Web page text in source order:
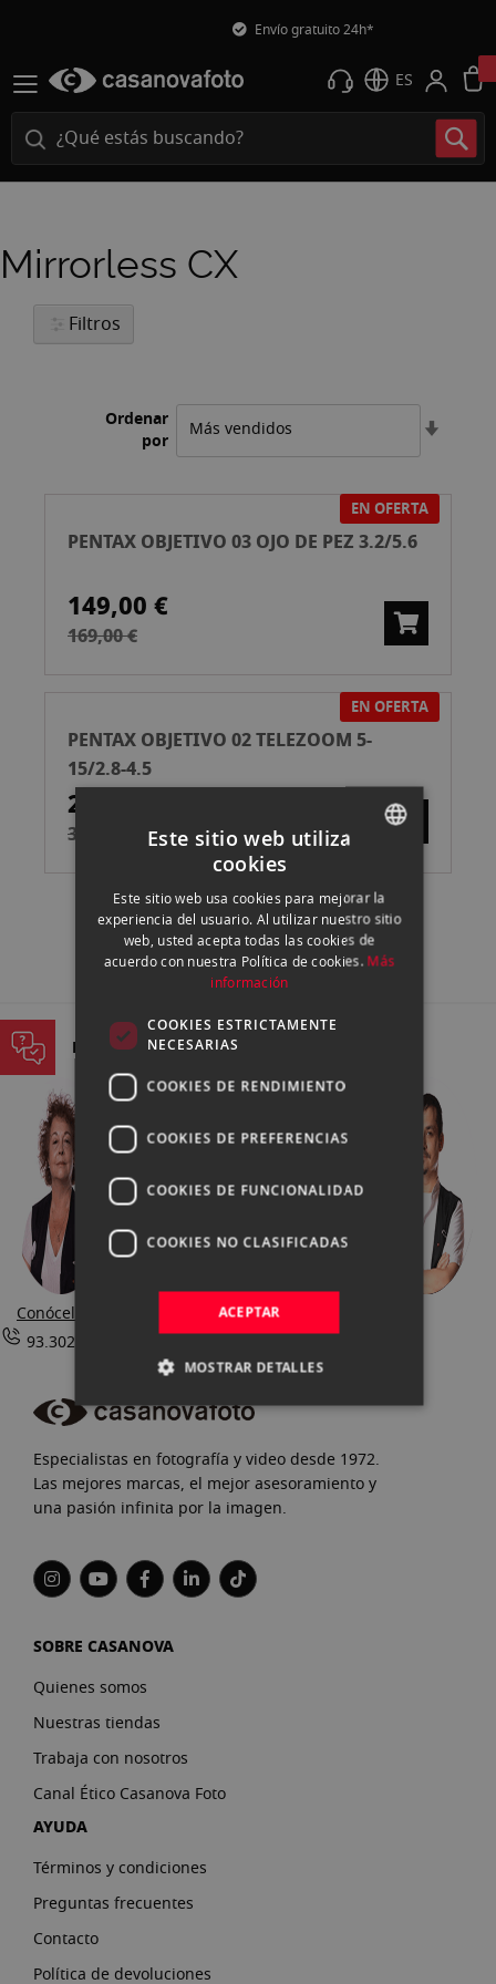
Envío gratuito 24h*
ES
Mirrorless CX
Filtros
Ordenar
por
EN OFERTA
PENTAX OBJETIVO 03 OJO DE PEZ 3.2/5.6
149,00 €
169,00 €
EN OFERTA
PENTAX OBJETIVO 02 TELEZOOM 5-
15/2.8-4.5
290,00 €
350,00 €
PREGUNTA A NUESTROS EXPERTOS
Conócelos
93.302.73.63 |
Especialistas en fotografía y video desde 1972.
Las mejores marcas, el mejor asesoramiento y
una pasión infinita por la imagen.
SOBRE CASANOVA
Quienes somos
Nuestras tiendas
Trabaja con nosotros
Canal Ético Casanova Foto
AYUDA
Términos y condiciones
Preguntas frecuentes
Contacto
Política de devoluciones
ENGLISH
CATALAN
Este sitio web utiliza
cookies
Este sitio web usa cookies para mejorar la
experiencia del usuario. Al utilizar nuestro sitio
web, usted acepta todas las cookies de
acuerdo con nuestra Política de cookies. Más
información
COOKIES ESTRICTAMENTE
NECESARIAS
COOKIES DE RENDIMIENTO
COOKIES DE PREFERENCIAS
COOKIES DE FUNCIONALIDAD
COOKIES NO CLASIFICADAS
ACEPTAR
MOSTRAR DETALLES